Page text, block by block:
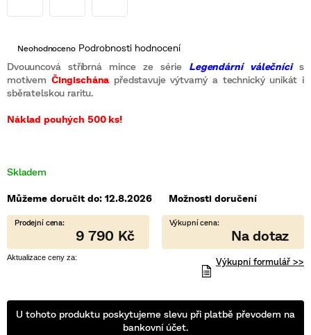
Skladem
Dvouuncová stříbrná mince ze série Legendární válečníci
s
motivem Čingischána představuje výtvarný a technický unikát i
sběratelskou raritu.
Náklad pouhých 500 ks!
Průměrné
produktu
je
0,0
z
hvězdiček.
Neohodnoceno Podrobnosti hodnocení
9 790 Kč
Výkupní formulář >>
U tohoto produktu poskytujeme slevu při platbě převodem na
bankovní účet.
Můžeme doručit do: 12.8.2026 Možnosti doručení